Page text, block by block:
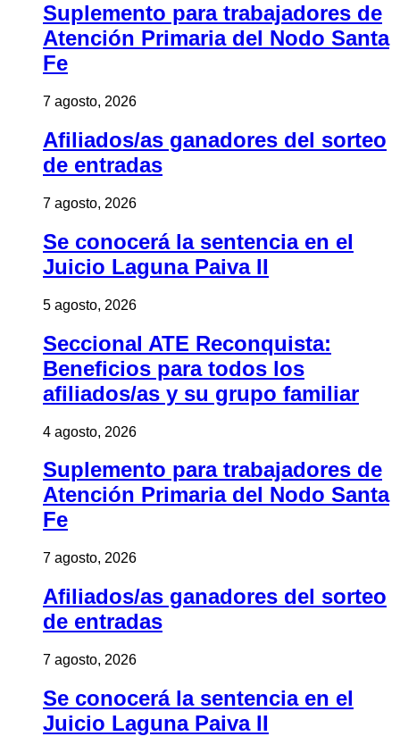
Suplemento para trabajadores de
Atención Primaria del Nodo Santa
Fe
7 agosto, 2026
Afiliados/as ganadores del sorteo
de entradas
7 agosto, 2026
Se conocerá la sentencia en el
Juicio Laguna Paiva II
5 agosto, 2026
Seccional ATE Reconquista:
Beneficios para todos los
afiliados/as y su grupo familiar
4 agosto, 2026
Suplemento para trabajadores de
Atención Primaria del Nodo Santa
Fe
7 agosto, 2026
Afiliados/as ganadores del sorteo
de entradas
7 agosto, 2026
Se conocerá la sentencia en el
Juicio Laguna Paiva II